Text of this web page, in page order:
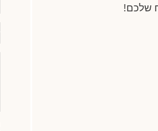
שלכם!